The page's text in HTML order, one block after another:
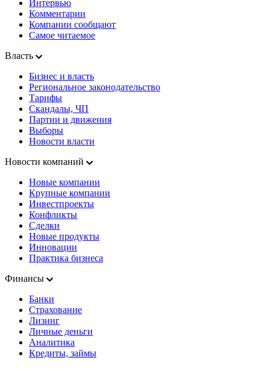
Интервью
Комментарии
Компании сообщают
Самое читаемое
Власть
Бизнес и власть
Региональное законодательство
Тарифы
Скандалы, ЧП
Партии и движения
Выборы
Новости власти
Новости компаний
Новые компании
Крупные компании
Инвестпроекты
Конфликты
Сделки
Новые продукты
Инновации
Практика бизнеса
Финансы
Банки
Страхование
Лизинг
Личные деньги
Аналитика
Кредиты, займы